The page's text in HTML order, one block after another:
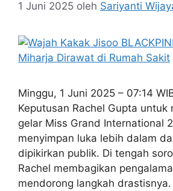
1 Juni 2025 oleh Sariyanti
Minggu, 1 Juni 2025 – 07:14
Keputusan Rachel Gupta untuk
gelar Miss Grand International
menyimpan luka lebih dalam
dipikirkan publik. Di tengah
Rachel membagikan
mendorong langkah